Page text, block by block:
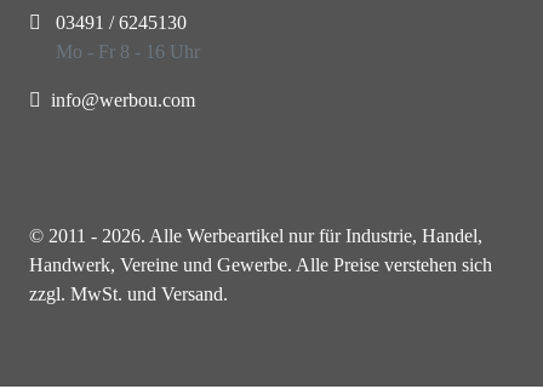
03491 / 6245130
Mo - Fr 8 - 16 Uhr
info@werbou.com
© 2011 - 2026. Alle Werbeartikel nur für Industrie, Handel,
Handwerk, Vereine und Gewerbe. Alle Preise verstehen sich
zzgl. MwSt. und Versand.